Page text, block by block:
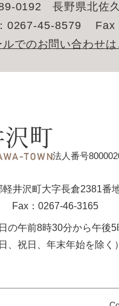
0192
長野県北佐
0267-45-8579
Fax
ルでのお問い合わせは
法人番号
井沢町大字長倉2381番
Fax：0267-46-3165
の午前8時30分から午後5
、祝日、年末年始を除く）